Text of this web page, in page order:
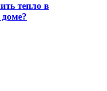
тепло в